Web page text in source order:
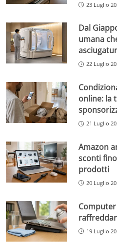
23 Luglio
Dal
umana
22 Luglio
online: la
21 Luglio
Amazon
sconti
prodotti
20 Luglio
19 Luglio